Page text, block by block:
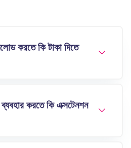
করতে কি টাকা দিতে
করতে কি এক্সটেনশন